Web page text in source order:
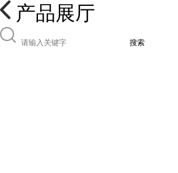
产品展厅
搜索